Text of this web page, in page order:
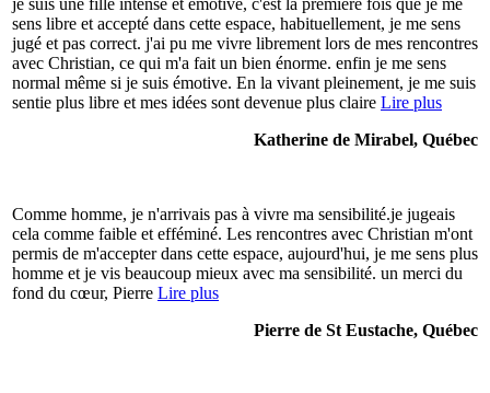
sens libre et accepté dans cette espace, habituellement, je me sens
jugé et pas correct. j'ai pu me vivre librement lors de mes rencontres
avec Christian, ce qui m'a fait un bien énorme. enfin je me sens
normal même si je suis émotive. En la vivant pleinement, je me suis
sentie plus libre et mes idées sont devenue plus claire Lire plus
Katherine de Mirabel, Québec
Comme homme, je n'arrivais pas à vivre ma sensibilité.je jugeais
cela comme faible et efféminé. Les rencontres avec Christian m'ont
permis de m'accepter dans cette espace, aujourd'hui, je me sens plus
homme et je vis beaucoup mieux avec ma sensibilité. un merci du
fond du cœur, Pierre Lire plus
Pierre de St Eustache, Québec